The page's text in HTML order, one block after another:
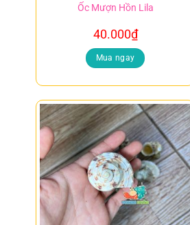
Ốc Mượn Hồn Lila
40.000₫
Mua ngay